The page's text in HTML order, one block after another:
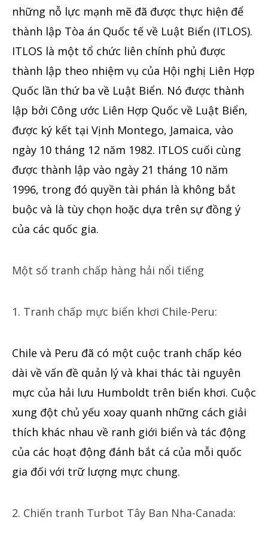
những nỗ lực mạnh mẽ đã được thực hiện để
thành lập Tòa án Quốc tế về Luật Biển (ITLOS).
ITLOS là một tổ chức liên chính phủ được
thành lập theo nhiệm vụ của Hội nghị Liên Hợp
Quốc lần thứ ba về Luật Biển. Nó được thành
lập bởi Công ước Liên Hợp Quốc về Luật Biển,
được ký kết tại Vịnh Montego, Jamaica, vào
ngày 10 tháng 12 năm 1982. ITLOS cuối cùng
được thành lập vào ngày 21 tháng 10 năm
1996, trong đó quyền tài phán là không bắt
buộc và là tùy chọn hoặc dựa trên sự đồng ý
của các quốc gia.
Một số tranh chấp hàng hải nổi tiếng
1. Tranh chấp mực biển khơi Chile-Peru:
Chile và Peru đã có một cuộc tranh chấp kéo
dài về vấn đề quản lý và khai thác tài nguyên
mực của hải lưu Humboldt trên biển khơi. Cuộc
xung đột chủ yếu xoay quanh những cách giải
thích khác nhau về ranh giới biển và tác động
của các hoạt động đánh bắt cá của mỗi quốc
gia đối với trữ lượng mực chung.
2. Chiến tranh Turbot Tây Ban Nha-Canada: